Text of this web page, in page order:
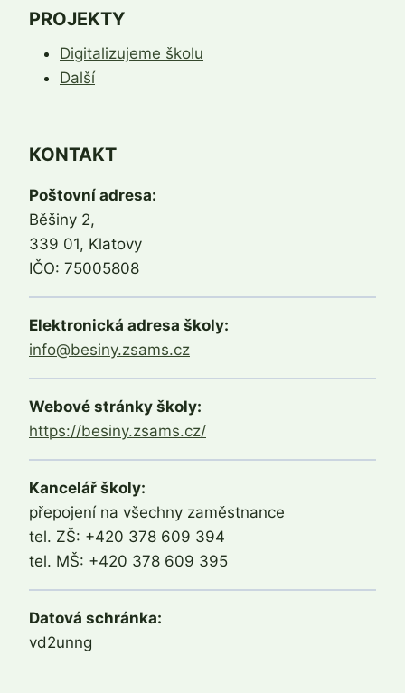
PROJEKTY
Digitalizujeme školu
Další
KONTAKT
Poštovní adresa:
Běšiny 2,
339 01, Klatovy
IČO: 75005808
Elektronická adresa školy:
info@besiny.zsams.cz
Webové stránky školy:
https://besiny.zsams.cz/
Kancelář školy:
přepojení na všechny zaměstnance
tel. ZŠ: +420 378 609 394
tel. MŠ: +420 378 609 395
Datová schránka:
vd2unng